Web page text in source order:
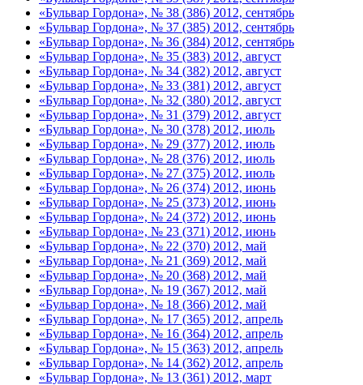
«Бульвар Гордона», № 38 (386) 2012, сентябрь
«Бульвар Гордона», № 37 (385) 2012, сентябрь
«Бульвар Гордона», № 36 (384) 2012, сентябрь
«Бульвар Гордона», № 35 (383) 2012, август
«Бульвар Гордона», № 34 (382) 2012, август
«Бульвар Гордона», № 33 (381) 2012, август
«Бульвар Гордона», № 32 (380) 2012, август
«Бульвар Гордона», № 31 (379) 2012, август
«Бульвар Гордона», № 30 (378) 2012, июль
«Бульвар Гордона», № 29 (377) 2012, июль
«Бульвар Гордона», № 28 (376) 2012, июль
«Бульвар Гордона», № 27 (375) 2012, июль
«Бульвар Гордона», № 26 (374) 2012, июнь
«Бульвар Гордона», № 25 (373) 2012, июнь
«Бульвар Гордона», № 24 (372) 2012, июнь
«Бульвар Гордона», № 23 (371) 2012, июнь
«Бульвар Гордона», № 22 (370) 2012, май
«Бульвар Гордона», № 21 (369) 2012, май
«Бульвар Гордона», № 20 (368) 2012, май
«Бульвар Гордона», № 19 (367) 2012, май
«Бульвар Гордона», № 18 (366) 2012, май
«Бульвар Гордона», № 17 (365) 2012, апрель
«Бульвар Гордона», № 16 (364) 2012, апрель
«Бульвар Гордона», № 15 (363) 2012, апрель
«Бульвар Гордона», № 14 (362) 2012, апрель
«Бульвар Гордона», № 13 (361) 2012, март